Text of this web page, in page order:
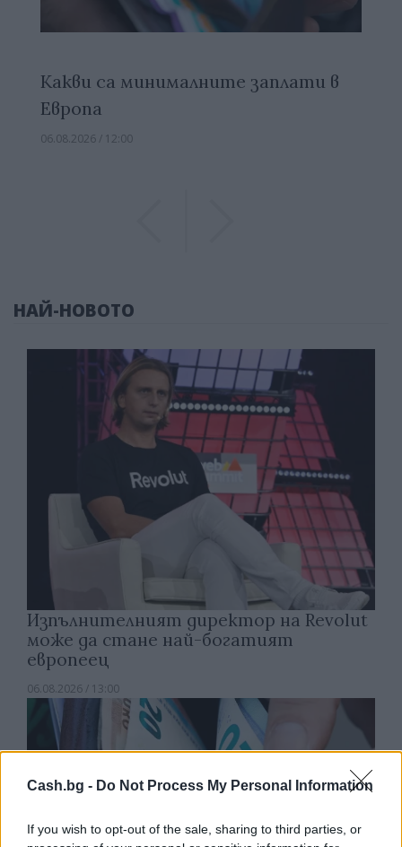
Cash.bg - Do Not Process My Personal Information
If you wish to opt-out of the sale, sharing to third parties, or
Какви са минималните заплати в
Европа
06.08.2026 / 12:00
НАЙ-НОВОТО
Изпълнителният директор на Revolut
може да стане най-богатият
европеец
06.08.2026 / 13:00